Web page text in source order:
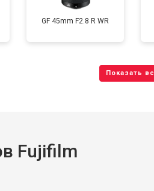
GF 45mm F2.8 R WR
Fujifilm